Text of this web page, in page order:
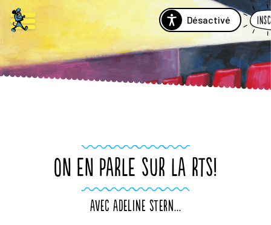
Désactivé
ON EN PARLE SUR LA RTS!
Avec Adeline Stern...